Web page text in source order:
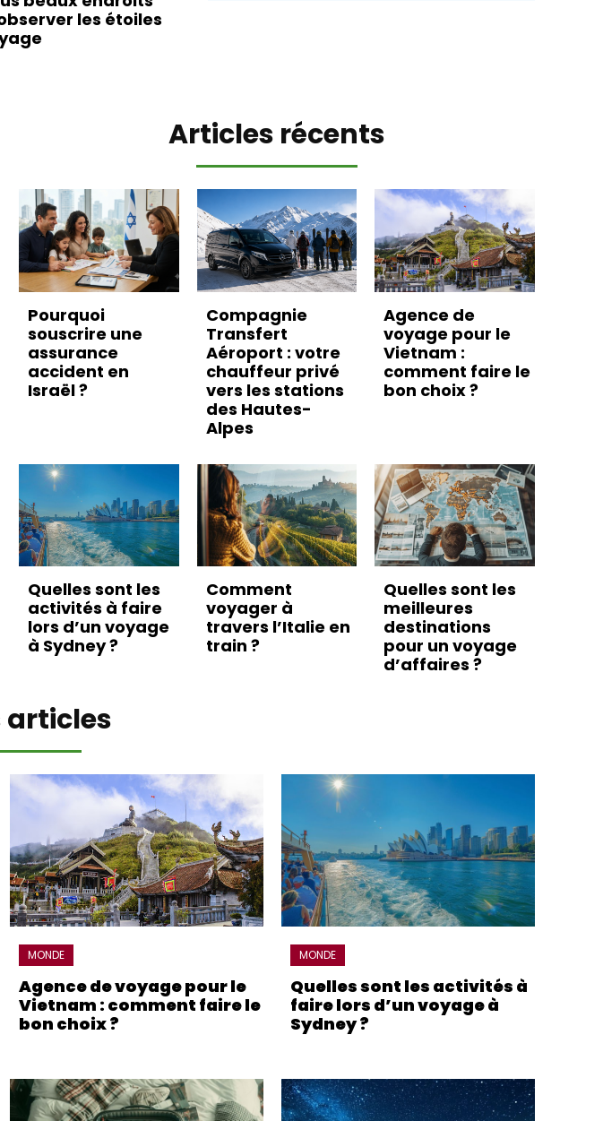
les étoiles
Articles récents
Pourquoi
souscrire une
assurance
accident en
Israël ?
Compagnie
Transfert
Aéroport : votre
chauffeur privé
vers les stations
des Hautes-
Alpes
Agence de
voyage pour le
Vietnam :
comment faire le
bon choix ?
Quelles sont les
activités à faire
lors d’un voyage
à Sydney ?
Comment
voyager à
travers l’Italie en
train ?
Quelles sont les
meilleures
destinations
pour un voyage
d’affaires ?
articles
MONDE
Agence de voyage pour le
Vietnam : comment faire le
bon choix ?
MONDE
Quelles sont les activités à
faire lors d’un voyage à
Sydney ?